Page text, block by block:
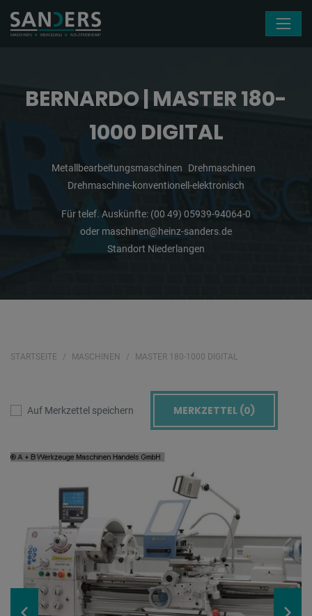
BERNARDO | MASTER 180-
1000 DIGITAL
Metallbearbeitungsmaschinen
Drehmaschinen
Drehmaschine-konventionell-elektronisch
Für telef. Auskünfte: (00 49) 05939-94064-0
oder maschinen@heinz-sanders.de
Standort Niederlangen
STARTSEITE MASCHINEN MASTER 180-1000 DIGITAL
Auf Merkzettel speichern MERKZETTEL (0)